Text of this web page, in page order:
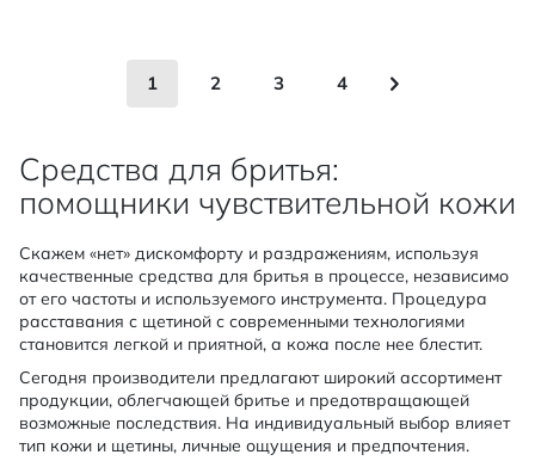
You're currently reading page
1 Страница
2 Страница
3 Страница
4 Страница
Следующее
Средства для бритья:
помощники чувствительной кожи
Скажем «нет» дискомфорту и раздражениям, используя
качественные средства для бритья в процессе, независимо
от его частоты и используемого инструмента. Процедура
расставания с щетиной с современными технологиями
становится легкой и приятной, а кожа после нее блестит.
Сегодня производители предлагают широкий ассортимент
продукции, облегчающей бритье и предотвращающей
возможные последствия. На индивидуальный выбор влияет
тип кожи и щетины, личные ощущения и предпочтения.